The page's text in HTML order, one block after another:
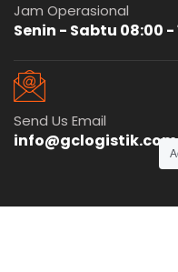
Jam Operasional
Senin - Sabtu 08:00 -
Send Us Email
info@gclogistik.com